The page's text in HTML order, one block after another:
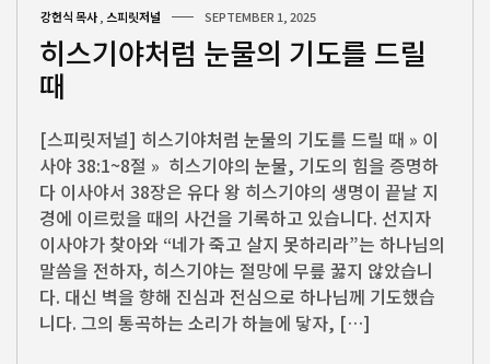
강헌식 목사,스피릿저널 SEPTEMBER 1, 2025
히스기야처럼 눈물의 기도를 드릴
때
[스피릿저널] 히스기야처럼 눈물의 기도를 드릴 때 » 이
사야 38:1~8절 » 히스기야의 눈물, 기도의 힘을 증명하
다 이사야서 38장은 유다 왕 히스기야의 생명이 끝날 지
경에 이르렀을 때의 사건을 기록하고 있습니다. 선지자
이사야가 찾아와 “네가 죽고 살지 못하리라”는 하나님의
말씀을 전하자, 히스기야는 절망에 무릎 꿇지 않았습니
다. 대신 벽을 향해 진심과 전심으로 하나님께 기도했습
니다. 그의 통곡하는 소리가 하늘에 닿자, […]